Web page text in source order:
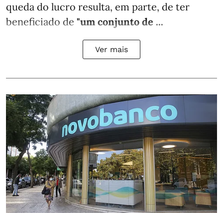
queda do lucro resulta, em parte, de ter
beneficiado de "um conjunto de ...
Ver mais